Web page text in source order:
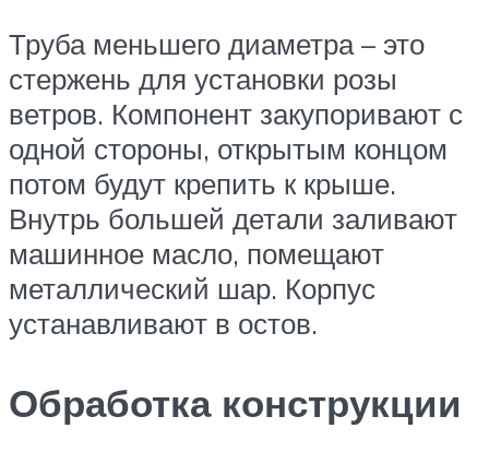
Труба меньшего диаметра – это
стержень для установки розы
ветров. Компонент закупоривают с
одной стороны, открытым концом
потом будут крепить к крыше.
Внутрь большей детали заливают
машинное масло, помещают
металлический шар. Корпус
устанавливают в остов.
Обработка конструкции